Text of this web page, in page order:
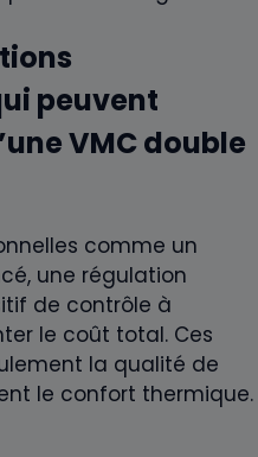
peuvent
VMC double
comme un
une régulation
de contrôle à
le coût total. Ces
la qualité de
le confort thermique.